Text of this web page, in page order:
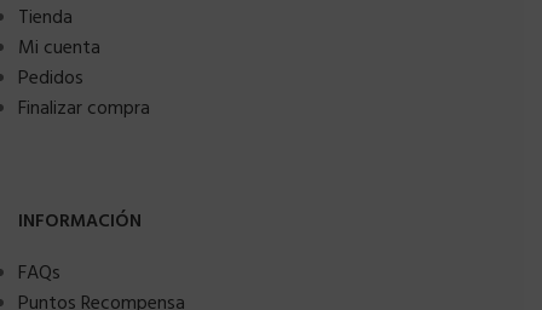
Tienda
Mi cuenta
Pedidos
Finalizar compra
INFORMACIÓN
FAQs
Puntos Recompensa